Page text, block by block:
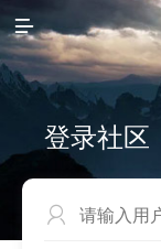

登录社区
